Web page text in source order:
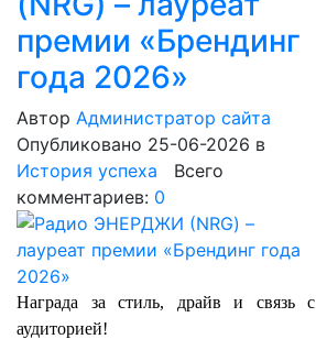
премии «Брендинг
года 2026»
Автор Администратор сайта
Опубликовано 25-06-2026 в
История успеха Всего
комментариев: 0
Награда за стиль, драйв и связь с
аудиторией!